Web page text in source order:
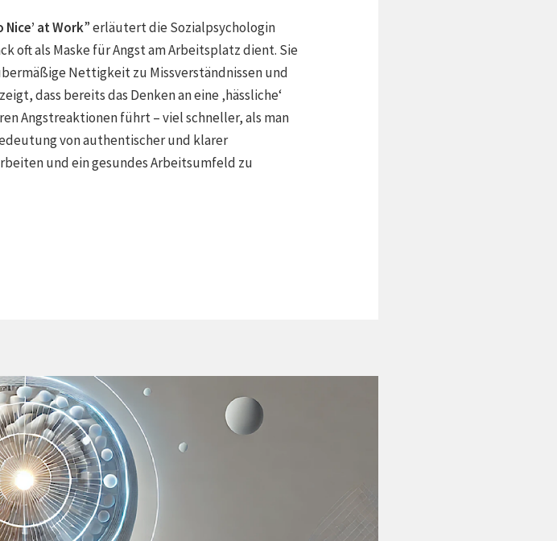
Nice’ at Work” erläutert die Sozialpsychologin
oft als Maske für Angst am Arbeitsplatz dient. Sie
Nettigkeit zu Missverständnissen und
dass bereits das Denken an eine ‚hässliche‘
Angstreaktionen führt – viel schneller, als man
von authentischer und klarer
und ein gesundes Arbeitsumfeld zu